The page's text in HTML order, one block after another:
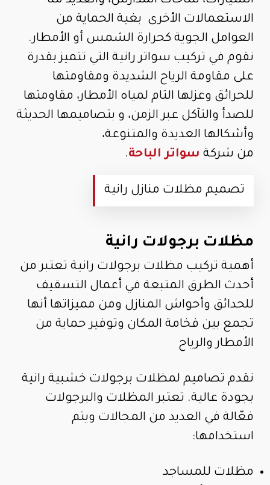
الاستعمالات الأخرى بغية الحماية من
العوامل الجوية كحرارة الشمس أو الأمطار.
نقوم في تركيب سواتر رانية التي تتميز بقدرة
على مقاومة الرياح الشديدة ومقاومتها
للحرائق وعزلها التام لمياه الأمطار، مقاومتها
للصدأ والتآكل عبر الزمن، و بتصاميمها الحديثة
وأشكالها العديدة والمتنوعة،
من شركة سواتر الباحة.
تصميم مظلات منازل رانية
مظلات برجولات رانية
أهمية تركيب مظلات برجولات رانية تعتبر من
أحدث الطرق المتبعة في أعمال التسقيف
للحدائق وأحواش المنازل ومن مميزاتها أنها
تجمع بين فخامة المكان وتوفير حماية من
الأمطار والرياح
نقدم تصاميم لمظلات برجولات خشبية رانية
بجودة عالية. تعتبر المظلات والبرجولات
فعّالة في العديد من المجالات ويتم
استخدامها:
مظلات للمساجد